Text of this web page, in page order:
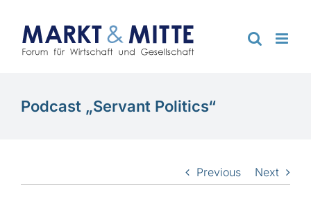
Inhalt
springen
Podcast „Servant Politics“
Previous Next